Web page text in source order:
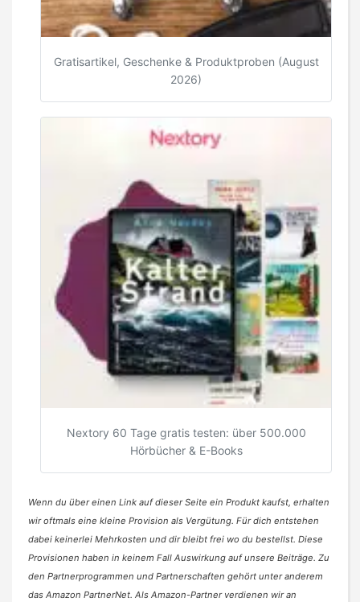
Gratisartikel, Geschenke & Produktproben (August
2026)
Nextory 60 Tage gratis testen: über 500.000
Hörbücher & E-Books
Wenn du über einen Link auf dieser Seite ein Produkt kaufst, erhalten
wir oftmals eine kleine Provision als Vergütung. Für dich entstehen
dabei keinerlei Mehrkosten und dir bleibt frei wo du bestellst. Diese
Provisionen haben in keinem Fall Auswirkung auf unsere Beiträge. Zu
den Partnerprogrammen und Partnerschaften gehört unter anderem
das Amazon PartnerNet. Als Amazon-Partner verdienen wir an